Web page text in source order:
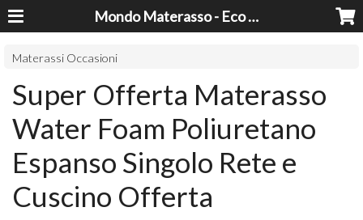
Mondo Materasso - Eco Dreams srl
Materassi Occasioni
Super Offerta Materasso
Water Foam Poliuretano
Espanso Singolo Rete e
Cuscino Offerta